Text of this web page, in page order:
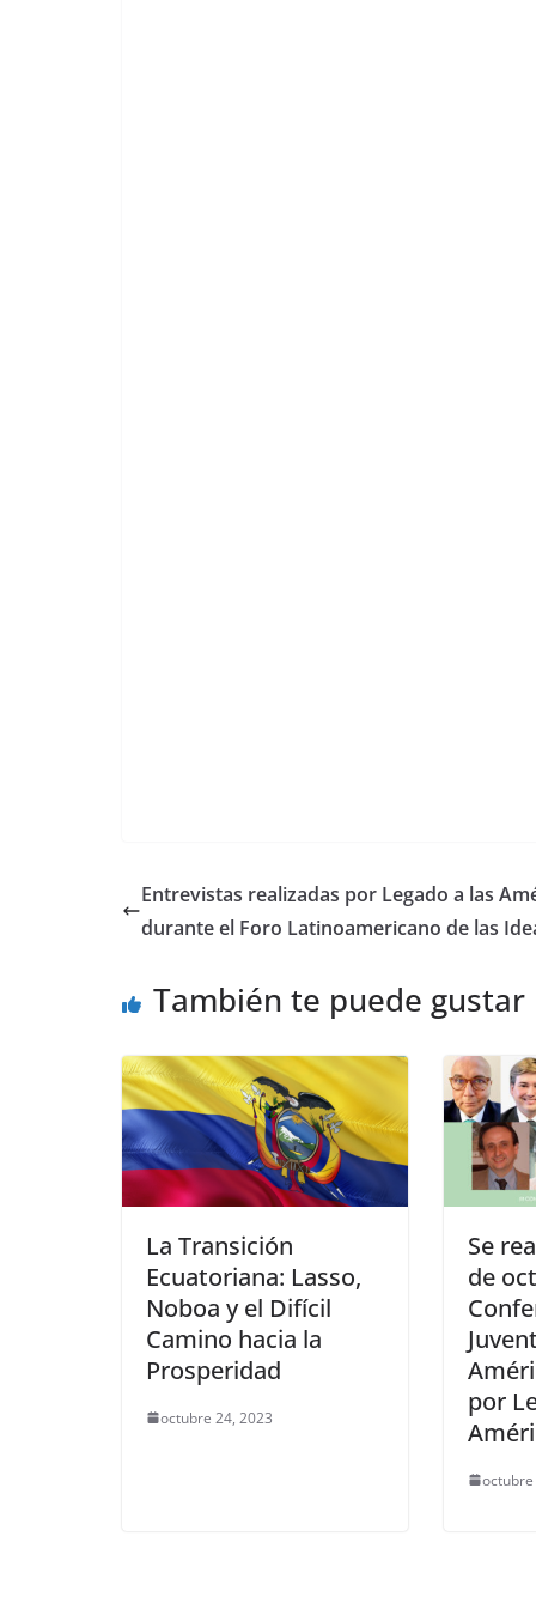
Entrevistas realizadas por Legado a las
durante el Foro Latinoamericano de las
También te puede gustar
La Transición
Ecuatoriana: Lasso,
Noboa y el Difícil
Camino hacia la
Prosperidad
octubre 24, 2023
Se
de
por